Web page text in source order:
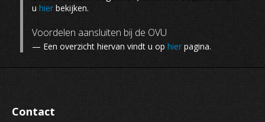
u hier bekijken.
Voordelen aansluiten bij de OVU
— Een overzicht hiervan vindt u op hier pagina.
Contact